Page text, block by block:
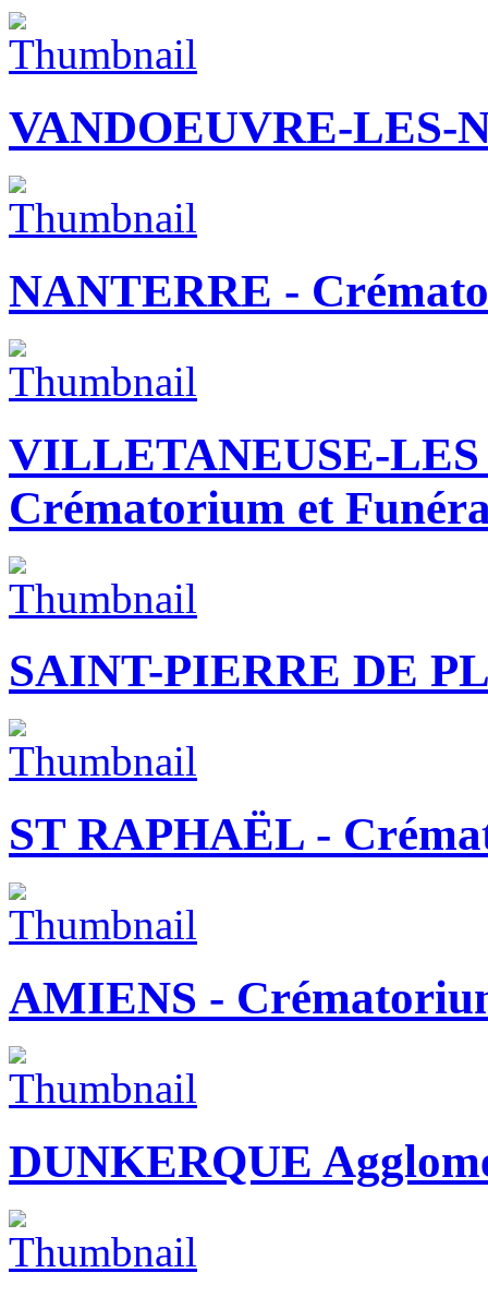
VANDOEUVRE-LES-
NANTERRE -
VILLETANEUSE-
Crématorium et
SAINT-PIERRE DE
ST RAPHAËL -
AMIENS -
DUNKERQUE